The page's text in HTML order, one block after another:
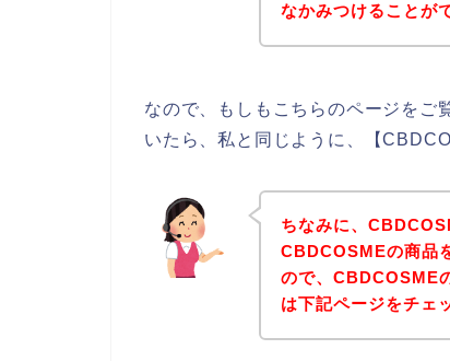
なかみつけることが
なので、もしもこちらのページをご
いたら、私と同じように、【
ちなみに、
CBDCOSMEの商品
ので、CBDCOSME
は下記ページをチェ